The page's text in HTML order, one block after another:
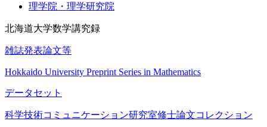
理学院・理学研究院
北海道大学数学講究録
雑誌発表論文等
Hokkaido University Preprint Series in Mathematics
データセット
科学技術コミュニケーション研究室修士論文コレクション